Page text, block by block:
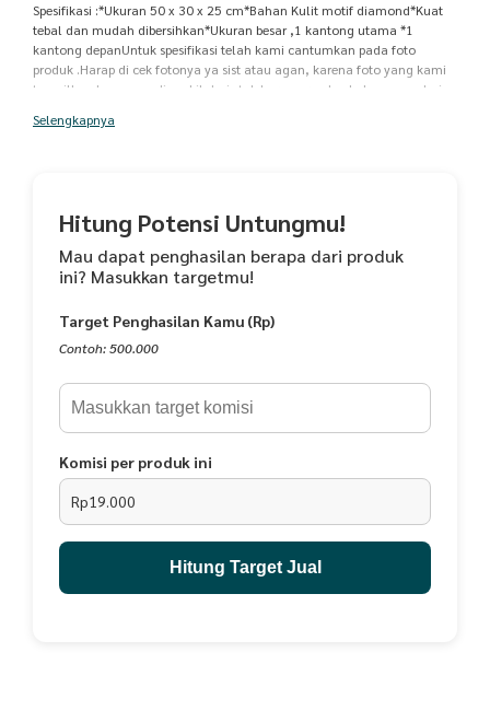
Spesifikasi :*Ukuran 50 x 30 x 25 cm*Bahan Kulit motif diamond*Kuat
tebal dan mudah dibersihkan*Ukuran besar ,1 kantong utama *1
kantong depanUntuk spesifikasi telah kami cantumkan pada foto
produk .Harap di cek fotonya ya sist atau agan, karena foto yang kami
tampilkan langsung di ambil dari stok barang ready , bukan copy dari
sesungguhnya. Mohon untuk mencantumkan pilihan warna dan
pengiriman ikut libur ya
Selengkapnya
Hitung Potensi Untungmu!
Mau dapat penghasilan berapa dari produk
ini? Masukkan targetmu!
Target Penghasilan Kamu (Rp)
Contoh: 500.000
Komisi per produk ini
Rp19.000
Hitung Target Jual